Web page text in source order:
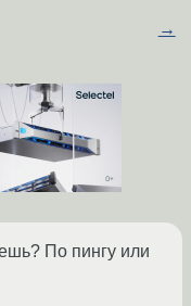
→
По пингу или